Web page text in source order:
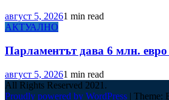
август 5, 20261 min read
АКТУАЛНО
Парламентът дава 6 млн.
август 5, 20261 min read
All Rights Reserved 2021.
Proudly powered by WordPress | Theme: